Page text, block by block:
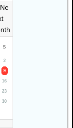
S
2
9
16
23
30